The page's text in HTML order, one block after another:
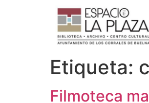
Etiqueta:
Filmoteca